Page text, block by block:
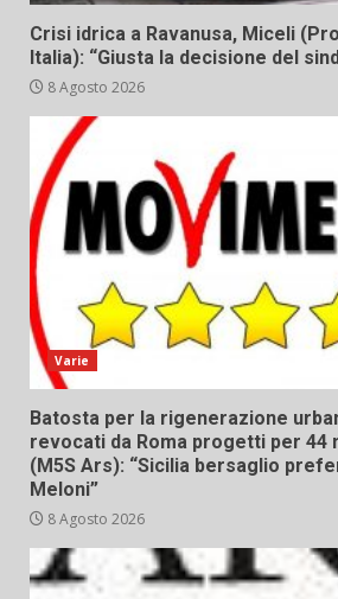
Crisi idrica a Ravanusa, Miceli
Italia): “Giusta la decisione del
8 Agosto 2026
Varie
Batosta per la rigenerazione
revocati da Roma progetti per 44
(M5S Ars): “Sicilia bersaglio
Meloni”
8 Agosto 2026